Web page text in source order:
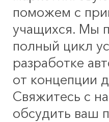
поможем с
учащихся. Мы
полный цикл
разработке
от концепции
Свяжитесь с
обсудить ваш